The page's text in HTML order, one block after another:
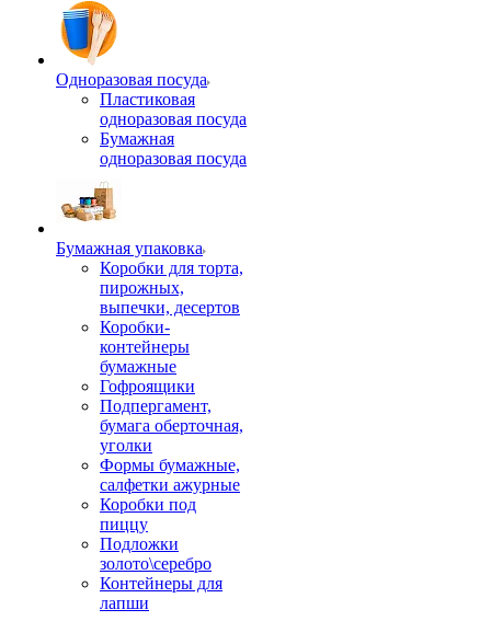
Одноразовая посуда
Пластиковая
одноразовая посуда
Бумажная
одноразовая посуда
Бумажная упаковка
Коробки для торта,
пирожных,
выпечки, десертов
Коробки-
контейнеры
бумажные
Гофроящики
Подпергамент,
бумага оберточная,
уголки
Формы бумажные,
салфетки ажурные
Коробки под
пиццу
Подложки
золото\серебро
Контейнеры для
лапши